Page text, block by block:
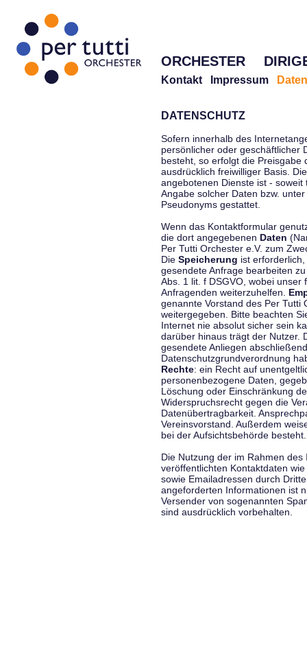
ORCHESTER
Kontakt Impressum
DATENSCHUTZ
Sofern innerhalb des
persönlicher oder geschäftlicher
besteht, so erfolgt die Preisgabe
ausdrücklich freiwilliger Basis.
angebotenen Dienste ist -
Angabe solcher Daten bzw.
Pseudonyms gestattet.
Wenn das Kontaktformular
die dort angegebenen Daten
Per Tutti Orchester e.V. zum
Die Speicherung ist
gesendete Anfrage bearbeiten
Abs. 1 lit. f DSGVO, wobei
Anfragenden weiterzuhelfen.
genannte Vorstand des Per Tutti
weitergegeben. Bitte beachten
Internet nie absolut sicher sein
darüber hinaus trägt der Nutzer.
gesendete Anliegen
Datenschutzgrundverordnung
Rechte: ein Recht auf
personenbezogene Daten,
Löschung oder Einschränkung
Widerspruchsrecht gegen die
Datenübertragbarkeit.
Vereinsvorstand. Außerdem
bei der Aufsichtsbehörde besteht.
Die Nutzung der im Rahmen
veröffentlichten Kontaktdaten
sowie Emailadressen durch
angeforderten Informationen ist
Versender von sogenannten
sind ausdrücklich vorbehalten.